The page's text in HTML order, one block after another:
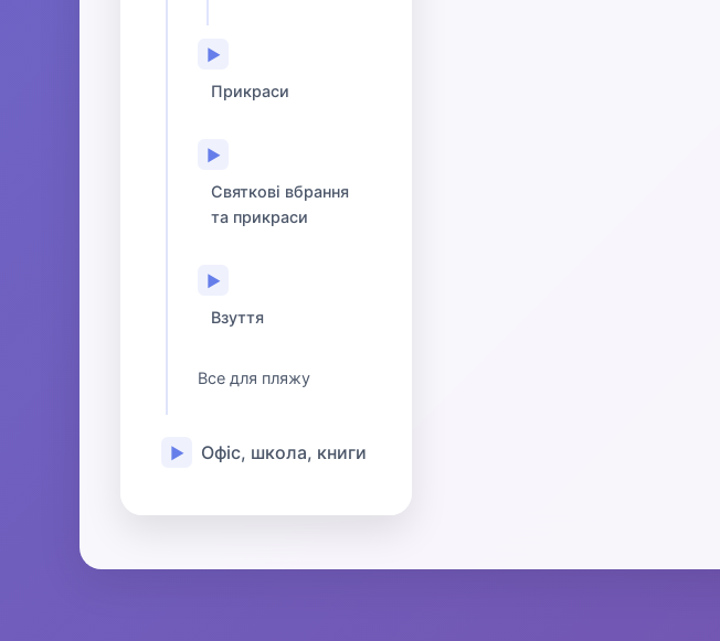
▶
Прикраси
▶
Святкові вбрання
та прикраси
▶
Взуття
Все для пляжу
▶ Офіс, школа, книги